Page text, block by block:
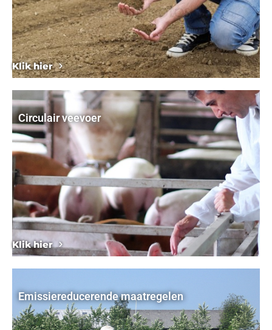
Klik hier
Circulair veevoer
Klik hier
Emissiereducerende maatregelen